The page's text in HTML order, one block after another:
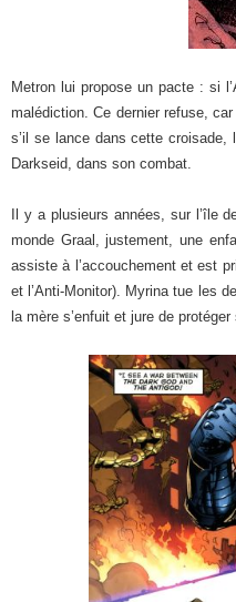
Metron lui propose un pacte : si
malédiction. Ce dernier refuse,
s’il se lance dans cette croisade,
Darkseid, dans son combat.
Il y a plusieurs années, sur l’île
monde Graal, justement, une
assiste à l’accouchement et est
et l’Anti-Monitor). Myrina tue les
la mère s’enfuit et jure de